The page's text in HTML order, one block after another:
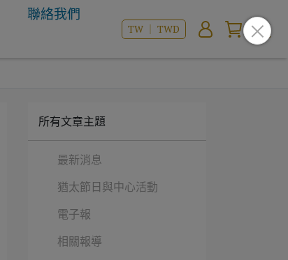
聯絡我們
TW ｜ TWD
所有文章主題
最新消息
猶太節日與中心活動
電子報
相關報導